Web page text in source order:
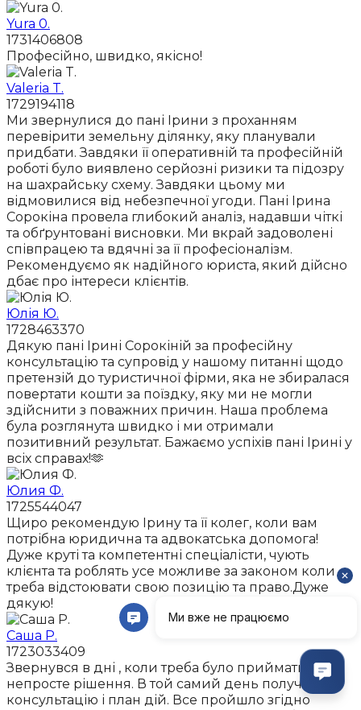
Yura 0.
1731406808
Професійно, швидко, якісно!
Valeria T.
1729194118
Ми звернулися до пані Ірини з проханням
перевірити земельну ділянку, яку планували
придбати. Завдяки її оперативній та професійній
роботі було виявлено серйозні ризики та підозру
на шахрайську схему. Завдяки цьому ми
відмовилися від небезпечної угоди. Пані Ірина
Сорокіна провела глибокий аналіз, надавши чіткі
та обґрунтовані висновки. Ми вкрай задоволені
співпрацею та вдячні за її професіоналізм.
Рекомендуємо як надійного юриста, який дійсно
дбає про інтереси клієнтів.
Юлія Ю.
1728463370
Дякую пані Ірині Сорокіній за професійну
консультацію та супровід у нашому питанні щодо
претензій до туристичної фірми, яка не збиралася
повертати кошти за поїздку, яку ми не могли
здійснити з поважних причин. Наша проблема
була розглянута швидко і ми отримали
позитивний результат. Бажаємо успіхів пані Ірині у
всіх справах!🫶
Юлия Ф.
1725544047
Щиро рекомендую Ірину та її колег, коли вам
потрібна юридична та адвокатська допомога!
Дуже круті та компетентні спеціалісти, чують
клієнта та роблять усе можливе за законом коли
треба відстоювати свою позицію та право.Дуже
дякую!
Саша Р.
1723033409
Звернувся в дні , коли треба було приймати
непросте рішення. В той самий день получив
консультацію і план дій. Все пройшло згідно